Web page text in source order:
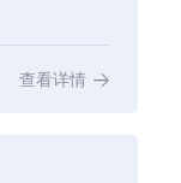
查看详情